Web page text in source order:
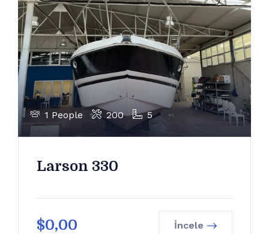
1 People 200 5
Larson 330
$0,00 İncele